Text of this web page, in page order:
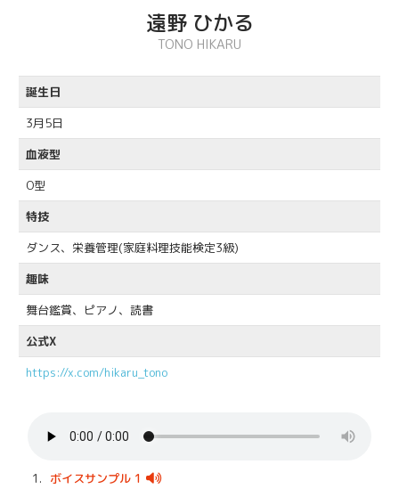
遠野 ひかる
TONO HIKARU
誕生日
3月5日
血液型
O型
特技
ダンス、栄養管理(家庭料理技能検定3級)
趣味
舞台鑑賞、ピアノ、読書
公式X
https://x.com/hikaru_tono
1. ボイスサンプル 1